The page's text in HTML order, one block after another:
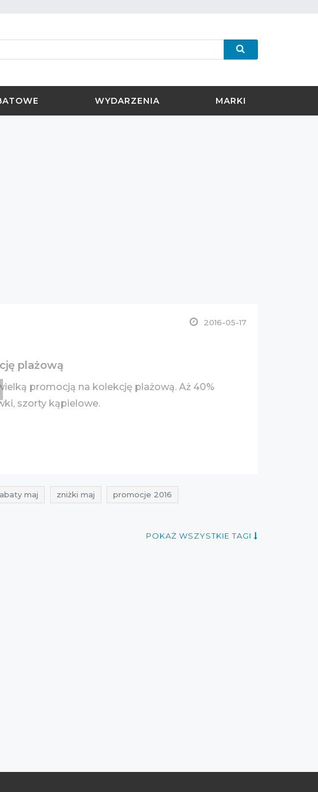
WYDARZENIA MARKI
2016-05-17
plażową
promocją na kolekcję plażową. Aż 40%
szorty kąpielowe.
maj zniżki maj promocje 2016
POKAŻ WSZYSTKIE TAGI